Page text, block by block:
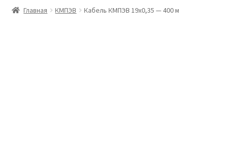
Главная КМПЭВ Кабель КМПЭВ 19х0,35 — 400 м